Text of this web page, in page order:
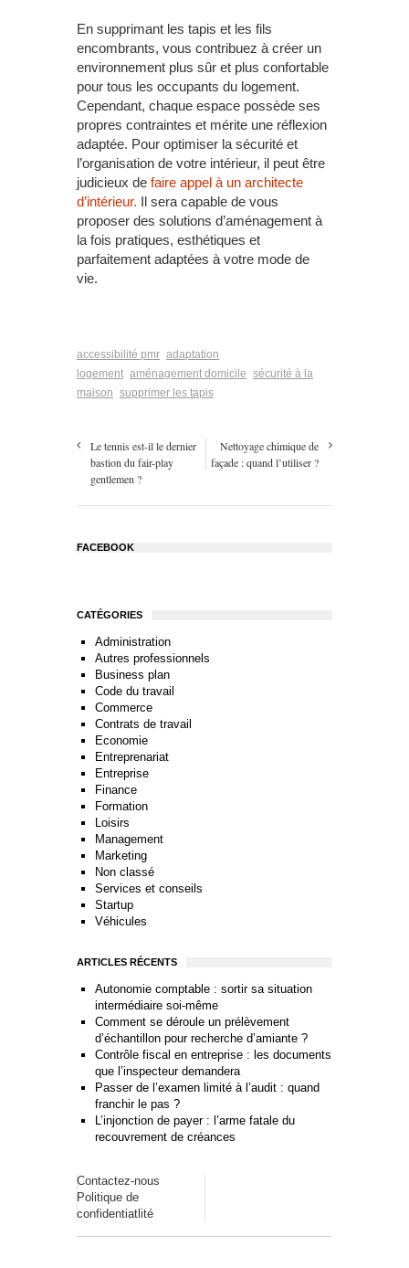
En supprimant les tapis et les fils
encombrants, vous contribuez à créer un
environnement plus sûr et plus confortable
pour tous les occupants du logement.
Cependant, chaque espace possède ses
propres contraintes et mérite une réflexion
adaptée. Pour optimiser la sécurité et
l’organisation de votre intérieur, il peut être
judicieux de faire appel à un architecte
d’intérieur. Il sera capable de vous
proposer des solutions d’aménagement à
la fois pratiques, esthétiques et
parfaitement adaptées à votre mode de
vie.
accessibilité pmr adaptation
logement aménagement domicile sécurité à la
maison supprimer les tapis
Le tennis est-il le dernier
bastion du fair-play
gentlemen ?
Nettoyage chimique de
façade : quand l’utiliser ?
FACEBOOK
CATÉGORIES
Administration
Autres professionnels
Business plan
Code du travail
Commerce
Contrats de travail
Economie
Entreprenariat
Entreprise
Finance
Formation
Loisirs
Management
Marketing
Non classé
Services et conseils
Startup
Véhicules
ARTICLES RÉCENTS
Autonomie comptable : sortir sa situation
intermédiaire soi-même
Comment se déroule un prélèvement
d’échantillon pour recherche d’amiante ?
Contrôle fiscal en entreprise : les documents
que l’inspecteur demandera
Passer de l’examen limité à l’audit : quand
franchir le pas ?
L’injonction de payer : l’arme fatale du
recouvrement de créances
Contactez-nous
Politique de
confidentiatlité